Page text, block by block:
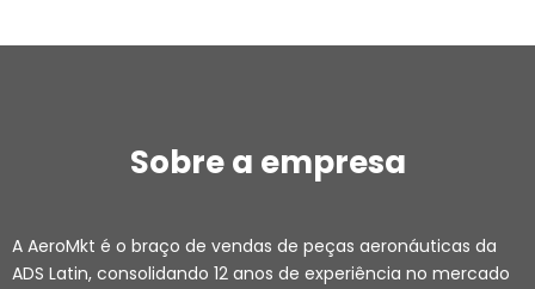
Sobre a empresa
A AeroMkt é o braço de vendas de peças aeronáuticas da
ADS Latin, consolidando 12 anos de experiência no mercado